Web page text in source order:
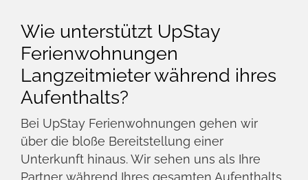
Langzeitmietern zahlreiche Vorteile, darunter
flexible Mietverträge, wettbewerbsfähige
Preise und keine versteckten Gebühren.
Unsere Unterkünfte befinden sich in den
besten Lagen Ostfrieslands, sodass Sie die
Schönheit und Ruhe der Region in vollen
Zügen genießen können. Darüber hinaus
profitieren Sie von unserem persönlichen
Kundenservice, der darauf ausgerichtet ist,